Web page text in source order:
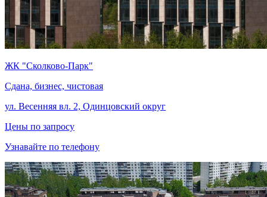
ЖК "Сколково-Парк"
Сдана, бизнес, чистовая
ул. Весенняя вл. 2, Одинцовский округ
Цены по запросу
Узнавайте по телефону